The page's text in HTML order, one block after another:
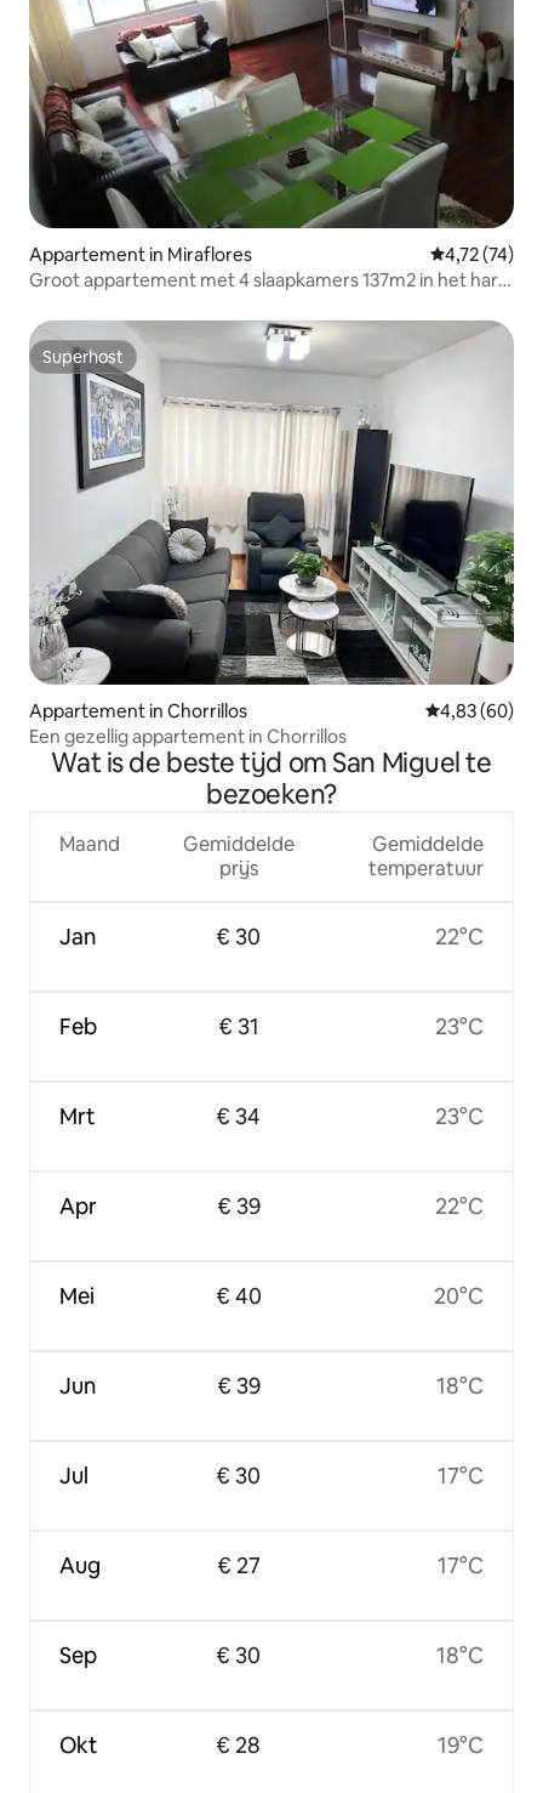
Appartement in Miraflores Gemiddelde
4,72 (74)
Groot appartement met 4 slaapkamers 137m2 in het hart
Superhost
Superhost
Appartement in Chorrillos Gemiddelde
4,83 (60)
Een gezellig appartement in Chorrillos
Wat is de beste tijd om San Miguel te
bezoeken?
Maand
Jan
Feb
Mrt
Apr
Mei
Jun
Jul
Aug
Sep
Okt
Gemiddelde
prijs
€ 30
€ 31
€ 34
€ 39
€ 40
€ 39
€ 30
€ 27
€ 30
€ 28
Gemiddelde
temperatuur
22°C
23°C
23°C
22°C
20°C
18°C
17°C
17°C
18°C
19°C